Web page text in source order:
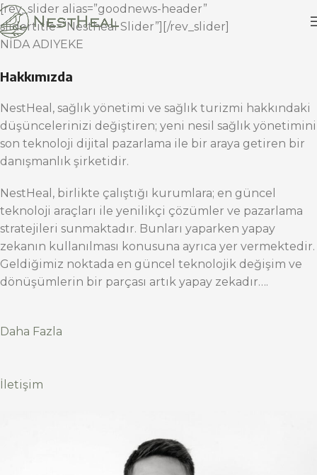
[rev_slider alias=”goodnews-header”
slidertitle=”Nestheal Slider”][/rev_slider]
NİDA ADIYEKE
Hakkımızda
NestHeal, sağlık yönetimi ve sağlık turizmi hakkındaki
düşüncelerinizi değiştiren; yeni nesil sağlık yönetimini
son teknoloji dijital pazarlama ile bir araya getiren bir
danışmanlık şirketidir.
NestHeal, birlikte çalıştığı kurumlara; en güncel
teknoloji araçları ile yenilikçi çözümler ve pazarlama
stratejileri sunmaktadır. Bunları yaparken yapay
zekanın kullanılması konusuna ayrıca yer vermektedir.
Geldiğimiz noktada en güncel teknolojik değişim ve
dönüşümlerin bir parçası artık yapay zekadır….
Daha Fazla
İletişim